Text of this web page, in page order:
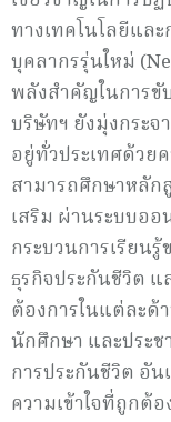
ทางเทคโนโลยีแล
บุคลากรรุ่นใหม่
พลังสำคัญในการขั
บริษัทฯ ยังมุ่งกระ
อยู่ทั่วประเทศด้วย
สามารถศึกษาหลั
เสริม ผ่านระบบอ
กระบวนการเรียน
ธุรกิจประกันชีวิต
ต้องการในแต่ละด้
นักศึกษา และประช
การประกันชีวิต อั
ความเข้าใจที่ถูกต้